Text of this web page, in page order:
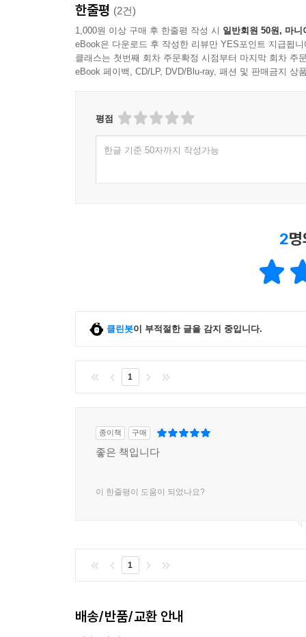
장안 시민들의 놀이문화
상원절에 당시 사람들을 매료시키던 구경거리는
놀이를 했다. 원래 특정한 날만 행하는 종교적 의
한편 줄 위에서 공이나 칼을 던지면서 곡예를 부
화려하게 단장한 미녀들이 줄 양쪽에서 함께 재
당대의 유희에도 역시 연회와 주흥이 빠지지 않
구분하여 요리를 먹고 나서 술을 마시는 것이
순서대로 술을 마셨으므로 술을 받은 사람이
따위의 장기자랑이 행해졌다. 또 종종 주호자(
그 밖에도 당대 남성들의 호기심을 자극한 호희
설레게 했으며, 그 증거로 시인과 묵객들은 이들
호희라는 독특한 존재에서도 알 수 있지만, 당대
의식주 생활 깊숙이 서역풍이 스며들었다. 귀인
옷깃을 접은 저고리를 입고 망토 같은 것을 두르
특히 당대의 여성은 이런 서역풍의 유행에 민감
당대 여성들의 활달함은 전례가 없는 일일 뿐 아
당대에는 오늘날처럼 책을 진열해놓고 파는 서점
한줄평 (2건)
1,000원 이상 구매 후 한줄평 작성 시 일반회원 50원, 마니
eBook은 다운로드 후 작성한 리뷰만 YES포인트 지급됩니
클래스는 첫번째 회차 주문확정 시점부터 마지막 회차 주
eBook 페이백, CD/LP, DVD/Blu-ray, 패션 및 판매금지 상
평점
한글 기준 50자까지 작성가능
2
클린봇이 부적절한 글을 감지 중입니다.
1
종이책 구매
좋은 책입니다
이 한줄평이 도움이 되었나요?
1
배송/반품/교환 안내